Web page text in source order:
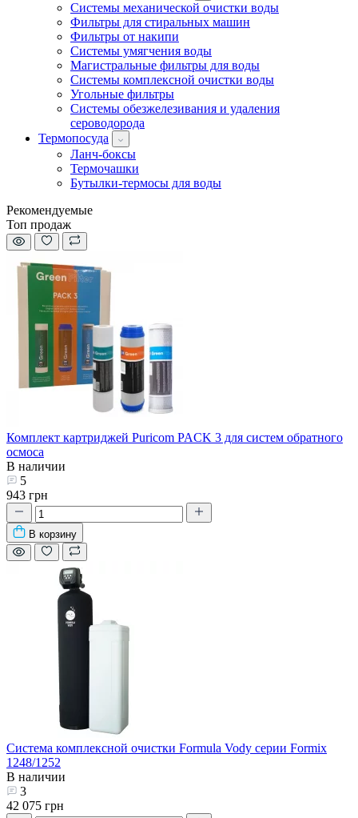
Системы механической очистки воды
Фильтры для стиральных машин
Фильтры от накипи
Системы умягчения воды
Магистральные фильтры для воды
Системы комплексной очистки воды
Угольные фильтры
Системы обезжелезивания и удаления
сероводорода
Термопосуда
Ланч-боксы
Термочашки
Бутылки-термосы для воды
Рекомендуемые
Топ продаж
Комплект картриджей Puricom PACK 3 для систем обратного
осмоса
В наличии
5
943 грн
В корзину
Система комплексной очистки Formula Vody серии Formix
1248/1252
В наличии
3
42 075 грн